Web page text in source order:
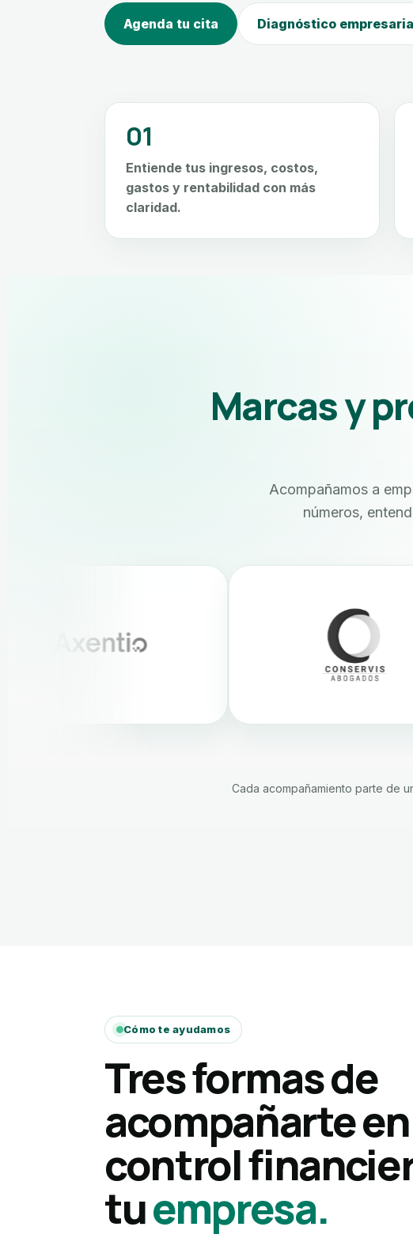
Agenda tu cita Diagnóstico
01
Entiende tus ingresos, costos,
gastos y rentabilidad con más
claridad.
Marcas y
Acompañamos a
números,
Cada acompañamiento parte de
Cómo te ayudamos
Tres formas de
acompañarte
control
tuempresa.